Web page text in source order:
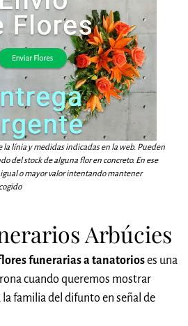
la línia y medidas indicadas en la web. Pueden
del stock de alguna flor en concreto. En ese
o mayor valor intentando mantener
Arbúcies
funerarias a tanatorioses una
cuando queremos mostrar
familia del difunto en señal de